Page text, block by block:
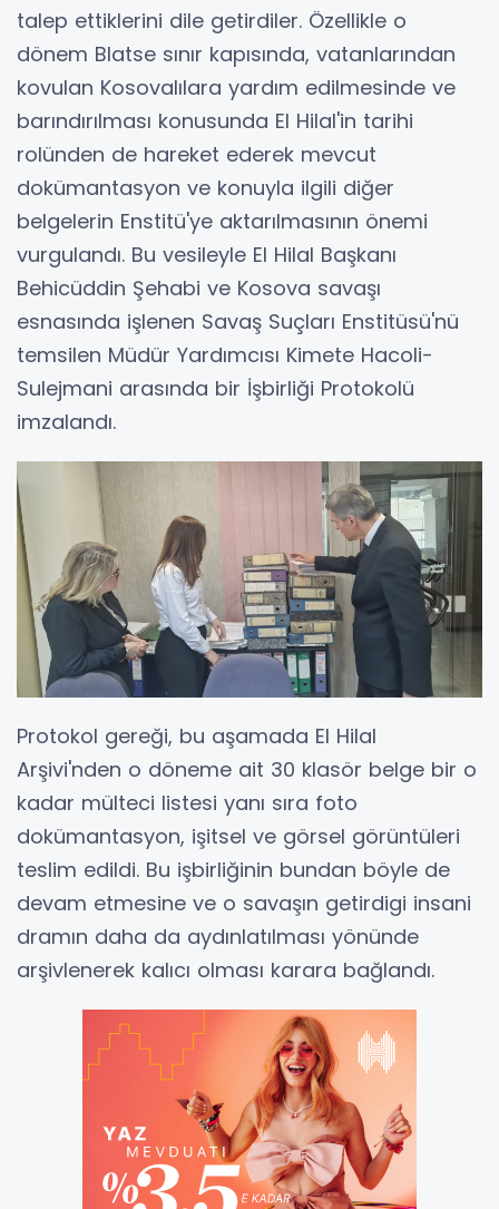
talep ettiklerini dile getirdiler. Özellikle o
dönem Blatse sınır kapısında, vatanlarından
kovulan Kosovalılara yardım edilmesinde ve
barındırılması konusunda El Hilal'in tarihi
rolünden de hareket ederek mevcut
dokümantasyon ve konuyla ilgili diğer
belgelerin Enstitü'ye aktarılmasının önemi
vurgulandı. Bu vesileyle El Hilal Başkanı
Behicüddin Şehabi ve Kosova savaşı
esnasında işlenen Savaş Suçları Enstitüsü'nü
temsilen Müdür Yardımcısı Kimete Hacoli-
Sulejmani arasında bir İşbirliği Protokolü
imzalandı.
Protokol gereği, bu aşamada El Hilal
Arşivi'nden o döneme ait 30 klasör belge bir o
kadar mülteci listesi yanı sıra foto
dokümantasyon, işitsel ve görsel görüntüleri
teslim edildi. Bu işbirliğinin bundan böyle de
devam etmesine ve o savaşın getirdigi insani
dramın daha da aydınlatılması yönünde
arşivlenerek kalıcı olması karara bağlandı.